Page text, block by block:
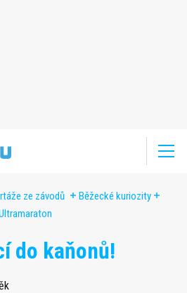
ze závodů
Běžecké kuriozity
do kaňonů!